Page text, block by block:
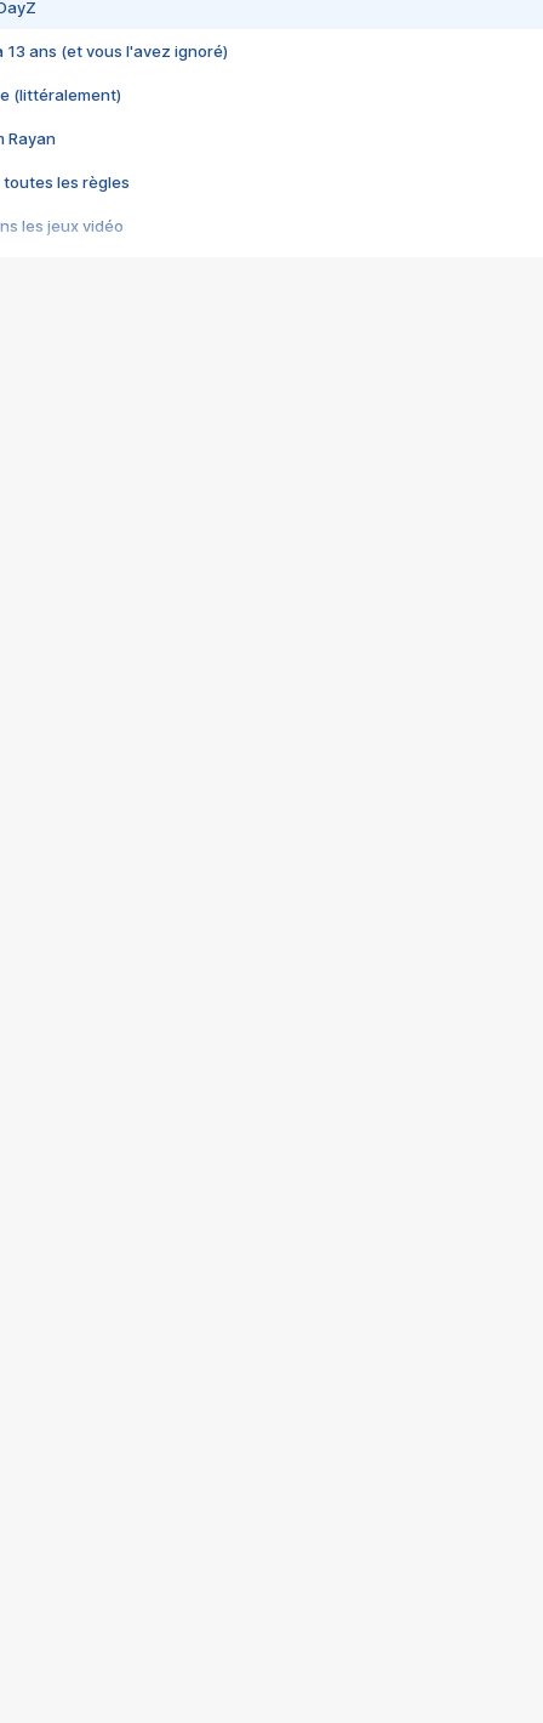
13 ans (et vous l'avez ignoré)
(littéralement)
Rayan
toutes les règles
les jeux vidéo